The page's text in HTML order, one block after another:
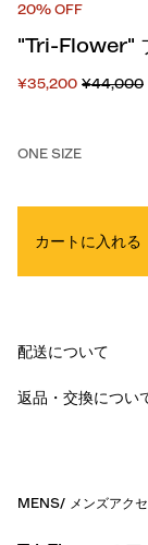
20% OFF
"Tri-Flower"
¥35,200 ¥44,000
ONE SIZE
カートに入れる
配送について
返品・交換につい
MENS/ メンズアク